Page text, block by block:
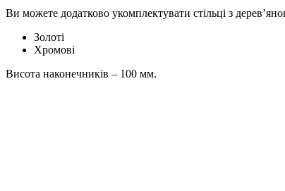
Ви можете додатково укомплектувати стільці з
Золоті
Хромові
Висота наконечників – 100 мм.